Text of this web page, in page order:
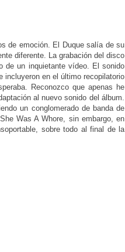
de emoción. El Duque salía de su
diferente. La grabación del disco
de un inquietante vídeo. El sonido
en el último recopilatorio
Reconozco que apenas he
al nuevo sonido del álbum.
un conglomerado de banda de
Was A Whore, sin embargo, en
sobre todo al final de la